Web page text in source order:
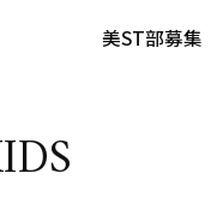
美ST部募集